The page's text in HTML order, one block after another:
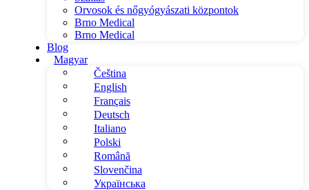
Orvosok és nőgyógyászati központok
Brno Medical
Brno Medical
Blog
Magyar
Čeština
English
Français
Deutsch
Italiano
Polski
Română
Slovenčina
Українська